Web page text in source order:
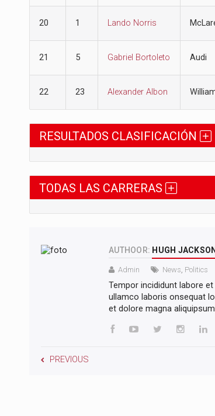
20 1 Lando Norris
21 5 Gabriel Bortoleto Audi
22 23 Alexander Albon
RESULTADOS CLASIFICACIÓN
TODAS LAS CARRERAS
AUTHOOR: HUGH JACKSON
Admin News, Politics
Tempor incididunt labore
ullamco laboris onsequat
et dolore magna
PREVIOUS